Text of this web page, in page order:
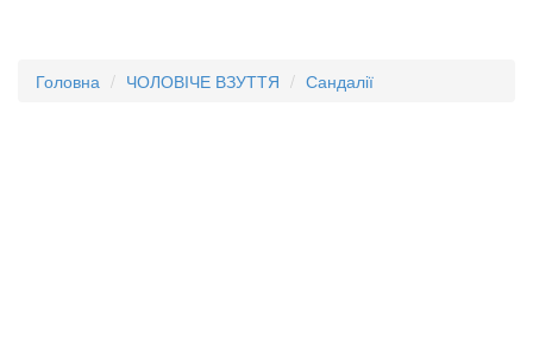
Головна ЧОЛОВІЧЕ ВЗУТТЯ Сандалії